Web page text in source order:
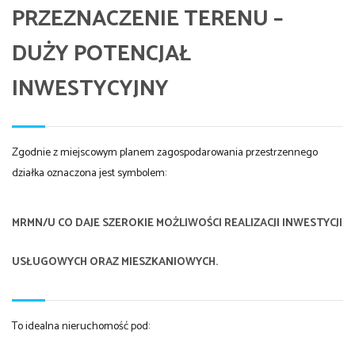
PRZEZNACZENIE TERENU –
DUŻY POTENCJAŁ
INWESTYCYJNY
Zgodnie z miejscowym planem zagospodarowania przestrzennego
działka oznaczona jest symbolem:
MRMN/U CO DAJE SZEROKIE MOŻLIWOŚCI REALIZACJI INWESTYCJI
USŁUGOWYCH ORAZ MIESZKANIOWYCH.
To idealna nieruchomość pod: